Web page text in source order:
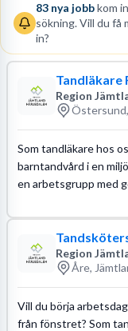
83 nya jobbkom
sökning. Vill du få
in?
Tandläkare
Region
Som tandläkare hos
barntandvård i en
en arbetsgrupp med
Region
Åre,
Vill du börja
från fönstret? Som